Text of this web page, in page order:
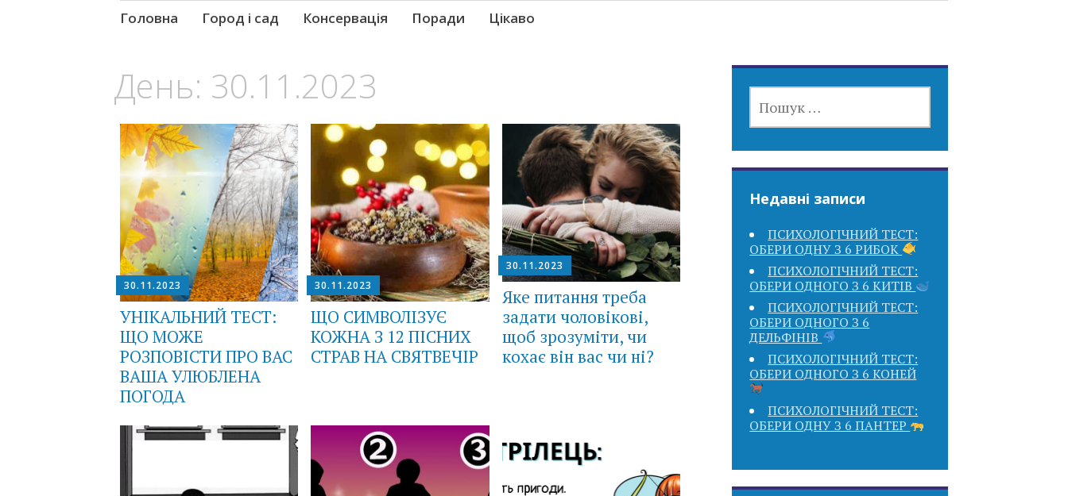
Skip
Головна Город і сад Консервація Поради Цікаво
День: 30.11.2023
30.11.2023
УНІКАЛЬНИЙ ТЕСТ:
ЩО МОЖЕ
РОЗПОВІСТИ ПРО ВАС
ВАША УЛЮБЛЕНА
ПОГОДА
30.11.2023
ЩО СИМВОЛІЗУЄ
КОЖНА З 12 ПІСНИХ
СТРАВ НА СВЯТВЕЧІР
30.11.2023
Яке питання треба
задати чоловікові,
щоб зрозуміти, чи
кохає він вас чи ні?
Недавні записи
ПСИХОЛОГІЧНИЙ ТЕСТ:
ОБЕРИ ОДНУ З 6 РИБОК
ПСИХОЛОГІЧНИЙ ТЕСТ:
ОБЕРИ ОДНОГО З 6 КИТІВ
ПСИХОЛОГІЧНИЙ ТЕСТ:
ОБЕРИ ОДНОГО З 6
ДЕЛЬФІНІВ
ПСИХОЛОГІЧНИЙ ТЕСТ:
ОБЕРИ ОДНОГО З 6 КОНЕЙ
ПСИХОЛОГІЧНИЙ ТЕСТ:
ОБЕРИ ОДНУ З 6 ПАНТЕР